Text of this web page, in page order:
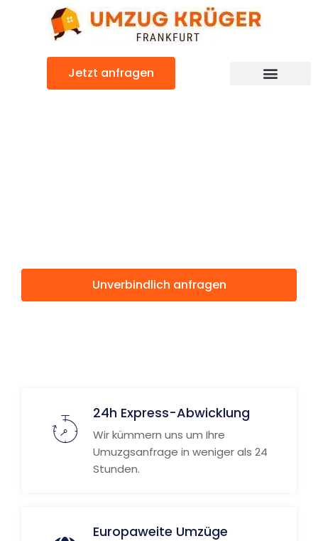
Jetzt anfragen
Unverbindlich anfragen
24h Express-Abwicklung
Wir kümmern uns um Ihre
Umuzgsanfrage in weniger als 24
Stunden.
Europaweite Umzüge